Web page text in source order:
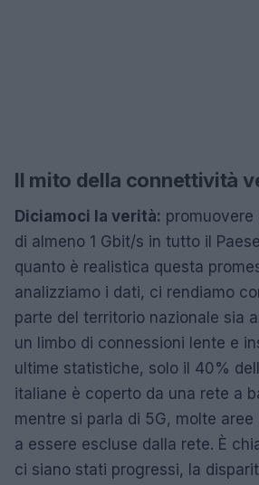
Il mito della connettività
Diciamoci la verità:
di almeno 1 Gbit/s in tutto il
quanto è realistica questa
analizziamo i dati, ci rendiamo
parte del territorio nazionale sia
un limbo di connessioni lente e
ultime statistiche, solo il 40%
italiane è coperto da una rete a
mentre si parla di 5G, molte
a essere escluse dalla rete. È
ci siano stati progressi, la